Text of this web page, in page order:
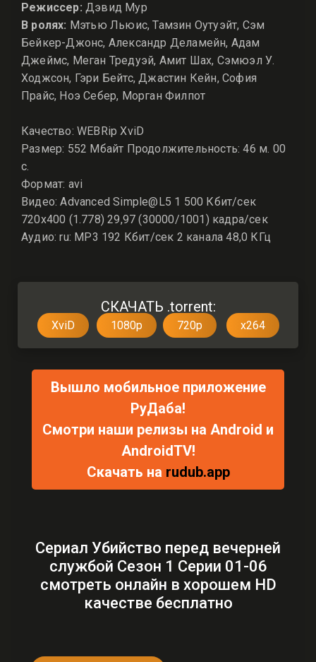
Режиссер: Дэвид Мур
В ролях: Мэтью Льюис, Тамзин Оутуэйт, Сэм
Бейкер-Джонс, Александр Деламейн, Адам
Джеймс, Меган Тредуэй, Амит Шах, Сэмюэл У.
Ходжсон, Гэри Бейтс, Джастин Кейн, София
Прайс, Ноэ Себер, Морган Филпот
Качество: WEBRip XviD
Размер: 552 Мбайт Продолжительность: 46 м. 00
с.
Формат: avi
Видео: Advanced Simple@L5 1 500 Кбит/сек
720x400 (1.778) 29,97 (30000/1001) кадра/сек
Аудио: ru: MP3 192 Кбит/сек 2 канала 48,0 КГц
СКАЧАТЬ .torrent:
XviD 1080p 720p x264
Вышло мобильное приложение
РуДаба!
Смотри наши релизы на Android и
AndroidTV!
Скачать на rudub.app
Сериал Убийство перед вечерней
службой Сезон 1 Серии 01-06
смотреть онлайн в хорошем HD
качестве бесплатно